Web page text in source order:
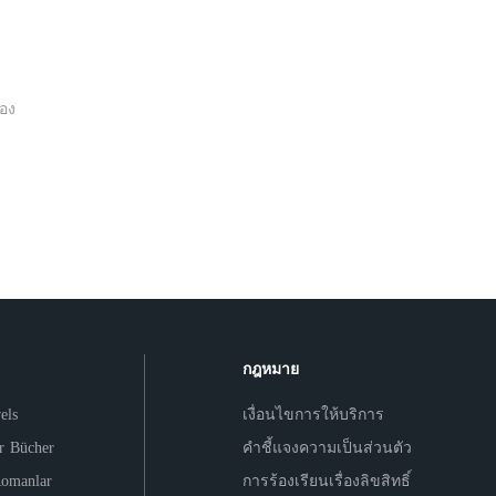
ง
Bücher
กฎหมาย
เงื่อนไขการให้บริการ
คำชี้แจงความเป็นส่วนตัว
การร้องเรียนเรื่องลิขสิทธิ์